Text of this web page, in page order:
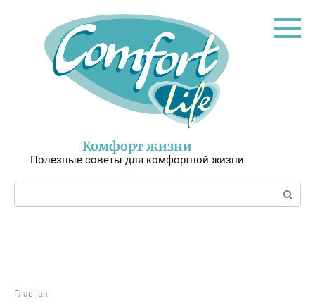
Комфорт жизни
Полезные советы для комфортной жизни
Поиск:
Главная